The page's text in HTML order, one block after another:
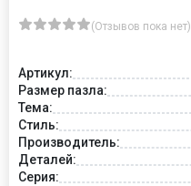
(Отзывов пока нет)
Артикул:
Размер пазла:
Тема:
Стиль:
Производитель:
Деталей:
Серия: